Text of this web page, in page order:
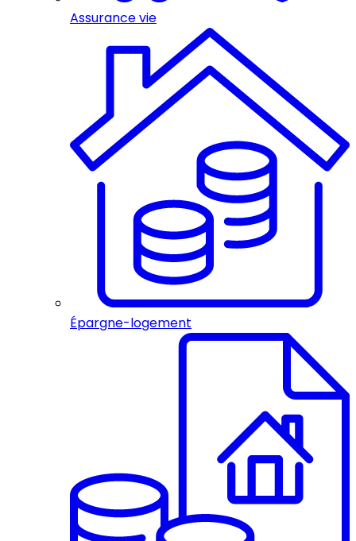
Assurance vie
Épargne-logement